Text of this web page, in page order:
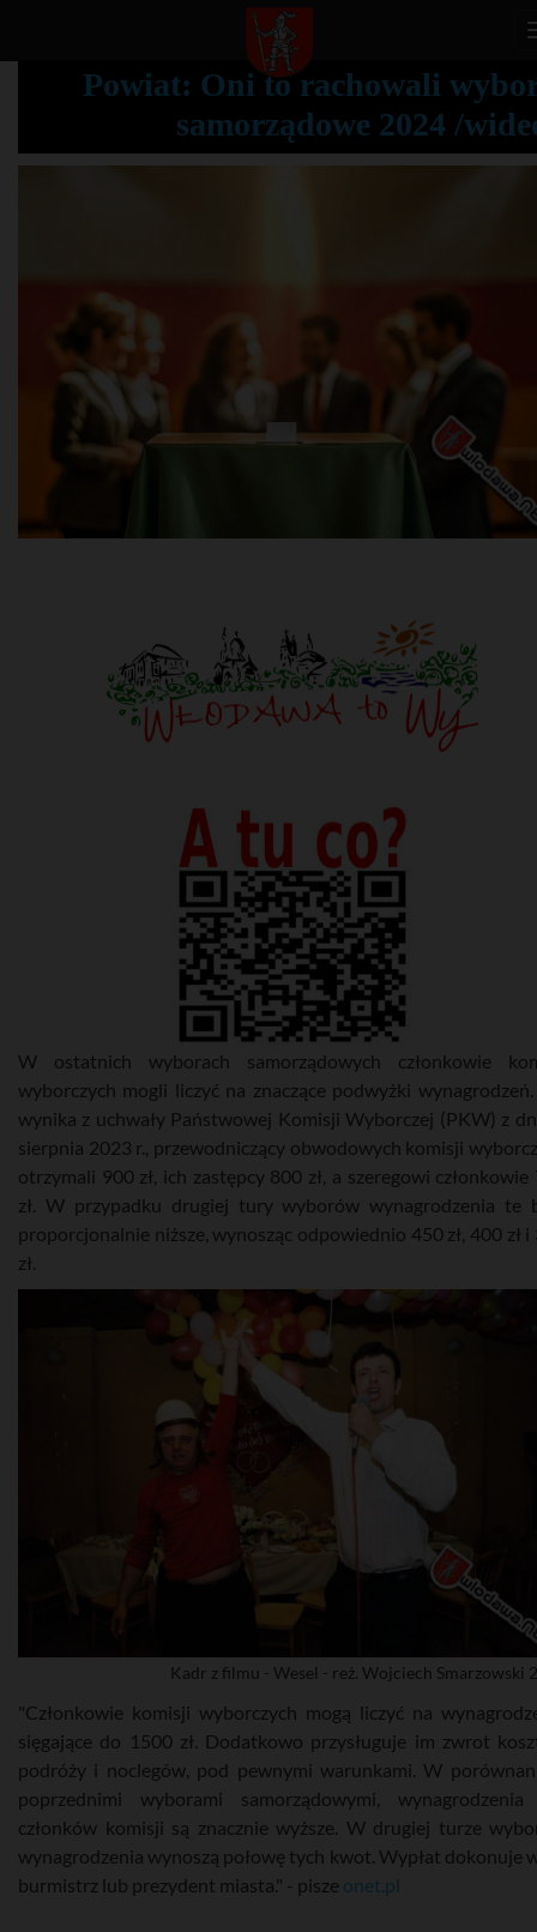
Powiat: Oni to rachowali
samorządowe 2024 /
W ostatnich wyborach samorządowych członkowie
wyborczych mogli liczyć na znaczące podwyżki wynagrodzeń.
wynika z uchwały Państwowej Komisji Wyborczej (PKW) z
sierpnia 2023 r., przewodniczący obwodowych komisji
otrzymali 900 zł, ich zastępcy 800 zł, a szeregowi członkowie
zł. W przypadku drugiej tury wyborów wynagrodzenia te
proporcjonalnie niższe, wynosząc odpowiednio 450 zł, 400 zł i
zł.
Kadr z filmu - Wesel - reż. Wojciech Smarzowski
"Członkowie komisji wyborczych mogą liczyć na
sięgające do 1500 zł. Dodatkowo przysługuje im zwrot
podróży i noclegów, pod pewnymi warunkami. W
poprzednimi wyborami samorządowymi,
członków komisji są znacznie wyższe. W drugiej turze
wynagrodzenia wynoszą połowę tych kwot. Wypłat dokonuje
burmistrz lub prezydent miasta." - pisze onet.pl